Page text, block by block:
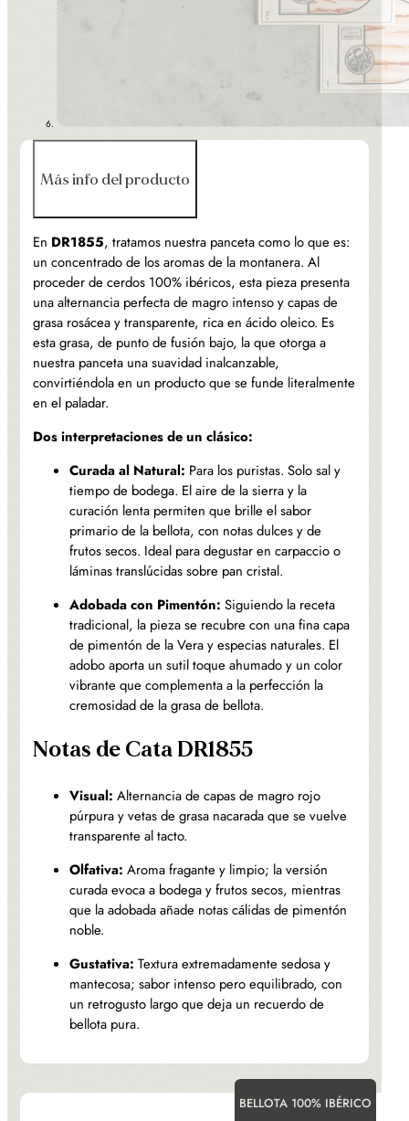
Más info del producto
En DR1855, tratamos nuestra panceta como lo que es:
un concentrado de los aromas de la montanera. Al
proceder de cerdos 100% ibéricos, esta pieza presenta
una alternancia perfecta de magro intenso y capas de
grasa rosácea y transparente, rica en ácido oleico. Es
esta grasa, de punto de fusión bajo, la que otorga a
nuestra panceta una suavidad inalcanzable,
convirtiéndola en un producto que se funde literalmente
en el paladar.
Dos interpretaciones de un clásico:
Curada al Natural: Para los puristas. Solo sal y
tiempo de bodega. El aire de la sierra y la
curación lenta permiten que brille el sabor
primario de la bellota, con notas dulces y de
frutos secos. Ideal para degustar en carpaccio o
láminas translúcidas sobre pan cristal.
Adobada con Pimentón: Siguiendo la receta
tradicional, la pieza se recubre con una fina capa
de pimentón de la Vera y especias naturales. El
adobo aporta un sutil toque ahumado y un color
vibrante que complementa a la perfección la
cremosidad de la grasa de bellota.
Notas de Cata DR1855
Visual: Alternancia de capas de magro rojo
púrpura y vetas de grasa nacarada que se vuelve
transparente al tacto.
Olfativa: Aroma fragante y limpio; la versión
curada evoca a bodega y frutos secos, mientras
que la adobada añade notas cálidas de pimentón
noble.
Gustativa: Textura extremadamente sedosa y
mantecosa; sabor intenso pero equilibrado, con
un retrogusto largo que deja un recuerdo de
bellota pura.
BELLOTA 100% IBÉRICO